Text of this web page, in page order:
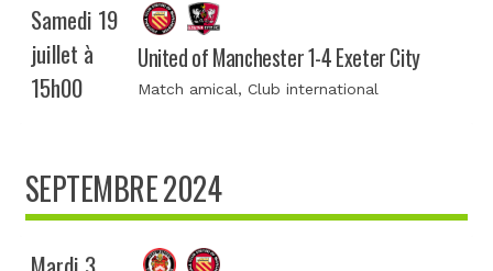
Samedi 19
juillet à
15h00
United of Manchester 1-4 Exeter City
Match amical, Club international
SEPTEMBRE 2024